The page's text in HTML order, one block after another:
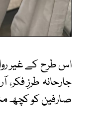
اس طرح کے غیر
جارحانہ طرزِ فکر،
صارفین کو کچھ